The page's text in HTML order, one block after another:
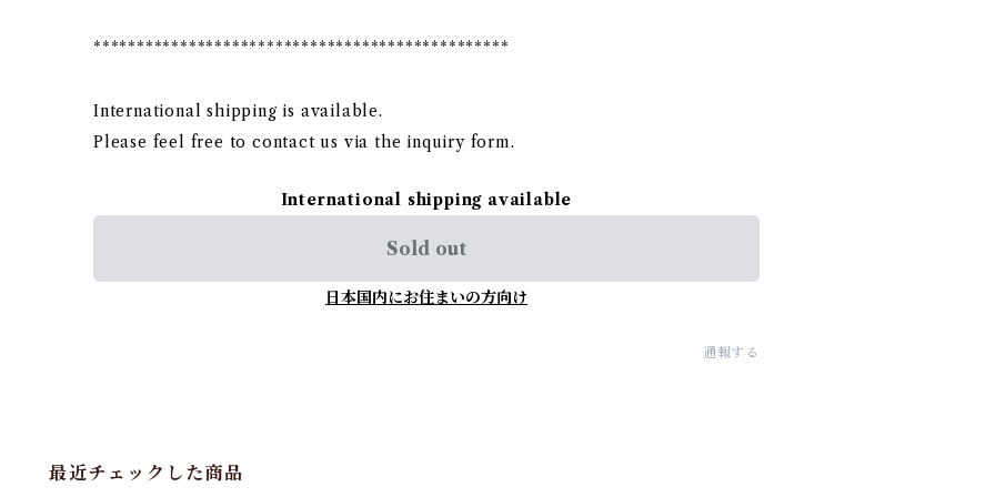
************************************************
International shipping is available.
Please feel free to contact us via the inquiry form.
International shipping available
Sold out
日本国内にお住まいの方向け
通報する
最近チェックした商品